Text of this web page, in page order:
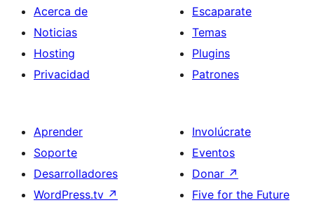
Acerca de
Noticias
Hosting
Privacidad
Escaparate
Temas
Plugins
Patrones
Aprender
Soporte
Desarrolladores
WordPress.tv ↗
Involúcrate
Eventos
Donar ↗
Five for the Future